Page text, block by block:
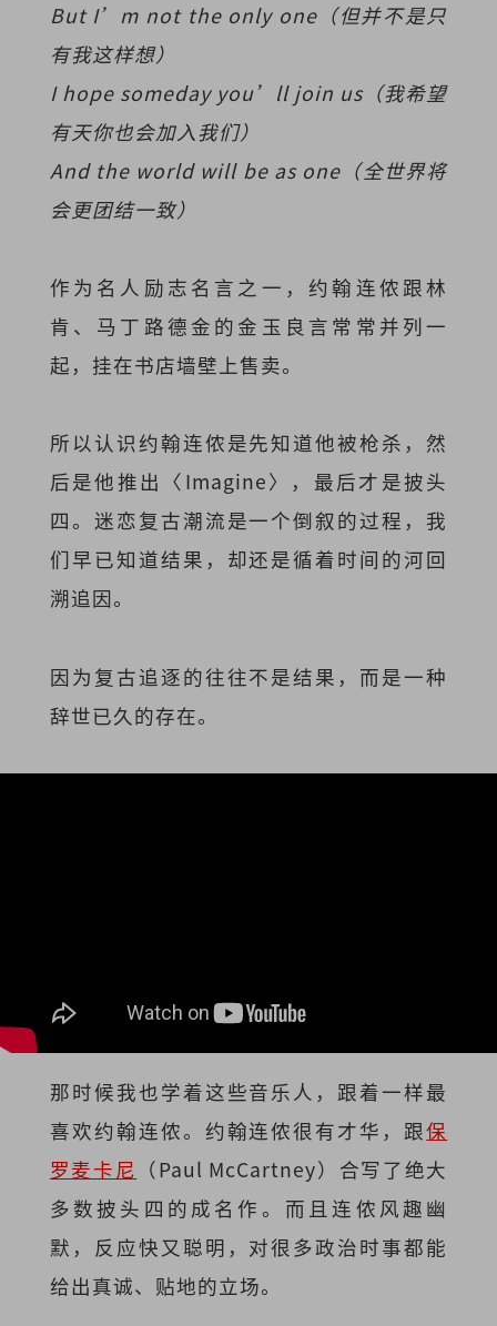
But I’m not the only one（但并不是只
有我这样想）
I hope someday you’ll join us（我希望
有天你也会加入我们）
And the world will be as one（全世界将
会更团结一致）
作为名人励志名言之一，约翰连侬跟林
肯、马丁路德金的金玉良言常常并列一
起，挂在书店墙壁上售卖。
所以认识约翰连侬是先知道他被枪杀，然
后是他推出〈Imagine〉，最后才是披头
四。迷恋复古潮流是一个倒叙的过程，我
们早已知道结果，却还是循着时间的河回
溯追因。
因为复古追逐的往往不是结果，而是一种
辞世已久的存在。
那时候我也学着这些音乐人，跟着一样最
喜欢约翰连侬。约翰连侬很有才华，跟保
罗麦卡尼 （Paul McCartney） 合写了绝大
多数披头四的成名作。而且连侬风趣幽
默，反应快又聪明，对很多政治时事都能
给出真诚、贴地的立场。